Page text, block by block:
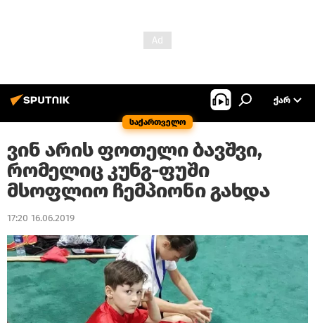
საქართველო
ᲥᲐᲠ
ვინ არის ფოთელი ბავშვი,
რომელიც კუნგ-ფუში
მსოფლიო ჩემპიონი გახდა
17:20 16.06.2019